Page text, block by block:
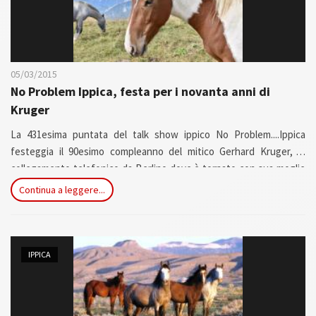
05/03/2015
No Problem Ippica, festa per i novanta anni di
Kruger
La 431esima puntata del talk show ippico No Problem....Ippica
festeggia il 90esimo compleanno del mitico Gerhard Kruger, in
collegamento telefonico da Berlino dove è tornato con sua moglie
Sibilla.Ospiti in studio gli allenatori del galoppo nazionale Gianluca
Bietolini e Marco Oppo
Continua a leggere...
IPPICA